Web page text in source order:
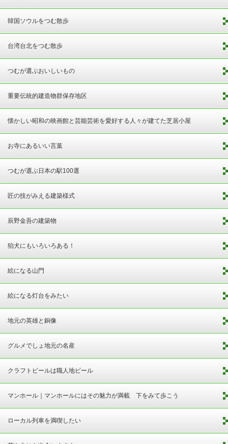
韓国ソウルをつむ散歩
台湾台北をつむ散歩
つむが選ぶおいしいもの
重要伝統的建造物群保存地区
懐かしい昭和の映画館と芸能芸術を愛好する人々が建てた芝居小屋
お寺にあるいい言葉
つむが選ぶ日本の駅100選
匠の技がみえる建築様式
辰野金吾の建築物
狛犬にもいろいろある！
絵になる山門
絵になる灯台をみたい
地元の英雄と銅像
グルメでしょ地元の名産
クラフトビールは職人地ビール
マンホール｜マンホールにはその魅力が満載 下をみて歩こう
ローカル列車を満喫したい